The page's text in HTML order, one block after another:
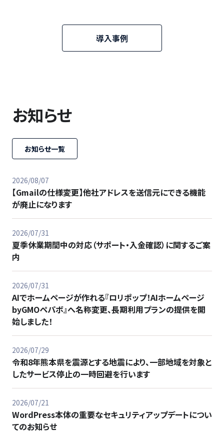
導入事例
お知らせ
お知らせ一覧
2026/08/07
【Gmailの仕様変更】他社アドレスを送信元にできる機能
が廃止になります
2026/07/31
夏季休業期間中の対応（サポート・入金確認）に関するご案
内
2026/07/31
AIでホームページが作れる『ロリポップ！AIホームページ
byGMOペパボ』へ名称変更、長期利用プランの提供を開
始しました！
2026/07/29
令和8年熊本県を震源とする地震により、一部地域を対象と
したサービス停止の一時回避を行います
2026/07/21
WordPress本体の重要なセキュリティアップデートについ
てのお知らせ